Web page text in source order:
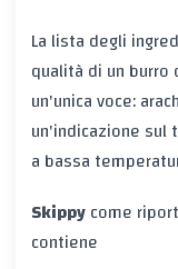
La lista degli
qualità di un burro
un'unica voce:
un'indicazione
a bassa
Skippycome
contiene